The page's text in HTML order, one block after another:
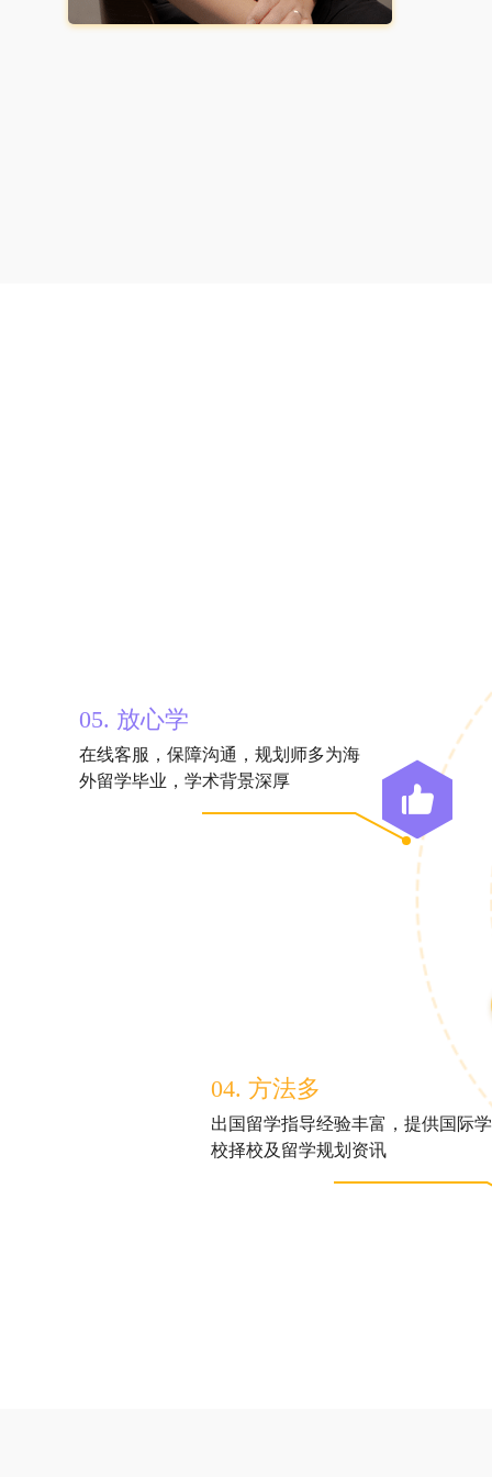
04. 方法多
出国留学指导经验丰富，提供国际学
校择校及留学规划资讯
05. 放心学
在线客服，保障沟通，规划师多为海
外留学毕业，学术背景深厚